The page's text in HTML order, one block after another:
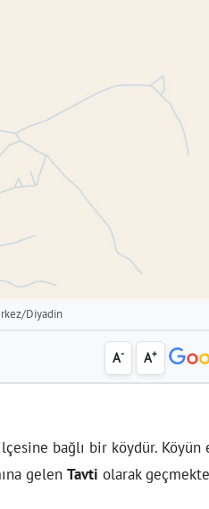
Diyadin
A- A+
bağlı bir köydür. Köyün
gelen Tavti olarak